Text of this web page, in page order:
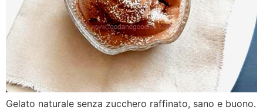
Gelato naturale senza zucchero raffinato, sano e buono.